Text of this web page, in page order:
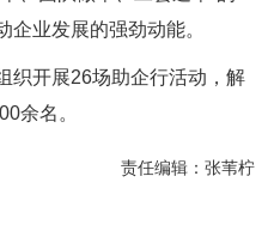
业发展的强劲动能。
织开展26场助企行活动，解
余名。
责任编辑： 张苇柠